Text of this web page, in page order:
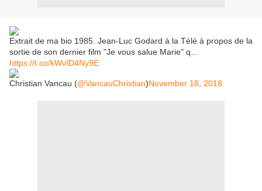
Extrait de ma bio 1985. Jean-Luc Godard à la Télé à propos de la
sortie de son dernier film "Je vous salue Marie" q…
https://t.co/kWvID4Ny9E
Christian Vancau (@VancauChristian)November 18, 2018